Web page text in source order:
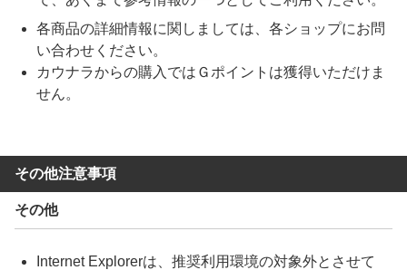
各商品の詳細情報に関しましては、各ショップにお問
い合わせください。
カウナラからの購入ではＧポイントは獲得いただけま
せん。
その他注意事項
その他
Internet Explorerは、推奨利用環境の対象外とさせて